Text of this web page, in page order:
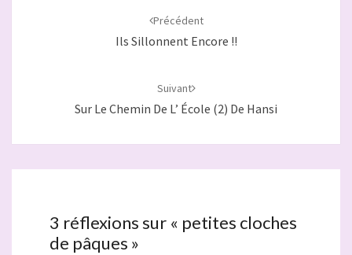
Précédent
Ils Sillonnent Encore !!
Suivant
Sur Le Chemin De L’ École (2) De Hansi
3 réflexions sur « petites cloches
de pâques »